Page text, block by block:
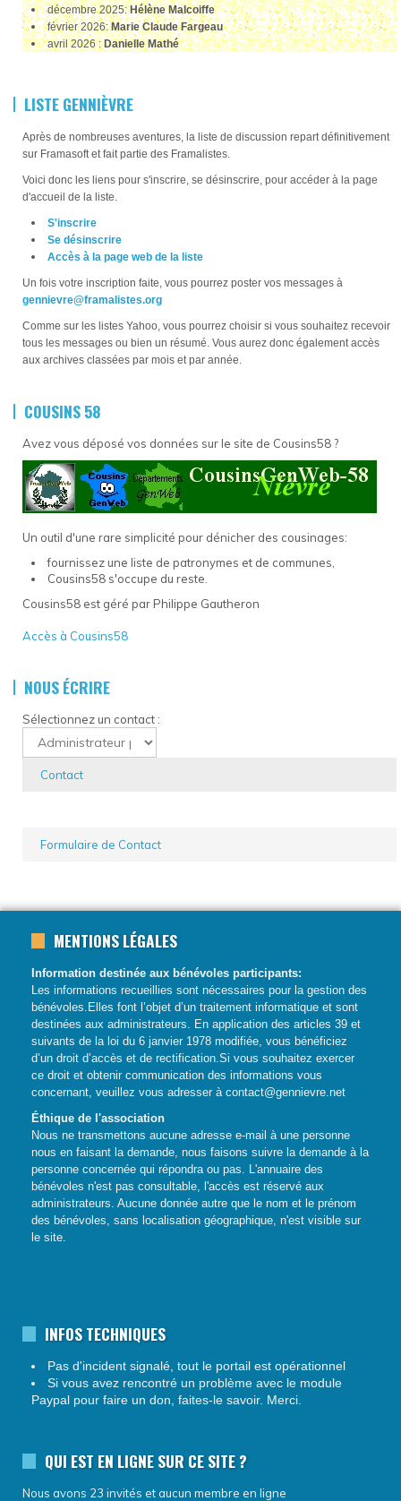
décembre 2025:Hélène Malcoiffe
février 2026:Marie Claude Fargeau
avril 2026 :Danielle Mathé
LISTE GENNIÈVRE
Après de nombreuses aventures, la liste de discussion repart définitivement
sur Framasoft et fait partie des Framalistes.
Voici donc les liens pour s'inscrire, se désinscrire, pour accéder à la page
d'accueil de la liste.
S'inscrire
Se désinscrire
Accès à la page web de la liste
Un fois votre inscription faite, vous pourrez poster vos messages à
gennievre@framalistes.org
Comme sur les listes Yahoo, vous pourrez choisir si vous souhaitez recevoir
tous les messages ou bien un résumé. Vous aurez donc également accès
aux archives classées par mois et par année.
COUSINS 58
Avez vous déposé vos données sur le site de Cousins58 ?
Un outil d'une rare simplicité pour dénicher des cousinages:
fournissez une liste de patronymes et de communes,
Cousins58 s'occupe du reste.
Cousins58 est géré par Philippe Gautheron
Accès à Cousins58
NOUS ÉCRIRE
Sélectionnez un contact :
Contact
Formulaire de Contact
MENTIONS LÉGALES
Information destinée aux bénévoles participants:
Les informations recueillies sont nécessaires pour la gestion des
bénévoles.Elles font l’objet d’un traitement informatique et sont
destinées aux administrateurs. En application des articles 39 et
suivants de la loi du 6 janvier 1978 modifiée, vous bénéficiez
d’un droit d’accès et de rectification.Si vous souhaitez exercer
ce droit et obtenir communication des informations vous
concernant, veuillez vous adresser à contact@gennievre.net
Éthique de l'association
Nous ne transmettons aucune adresse e-mail à une personne
nous en faisant la demande, nous faisons suivre la demande à la
personne concernée qui répondra ou pas. L'annuaire des
bénévoles n'est pas consultable, l'accès est réservé aux
administrateurs. Aucune donnée autre que le nom et le prénom
des bénévoles, sans localisation géographique, n'est visible sur
le site.
INFOS TECHNIQUES
Pas d'incident signalé, tout le portail est opérationnel
Si vous avez rencontré un problème avec le module
Paypal pour faire un don, faites-le savoir. Merci.
QUI EST EN LIGNE SUR CE SITE ?
Nous avons 23 invités et aucun membre en ligne